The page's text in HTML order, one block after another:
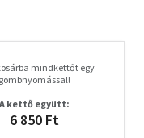
mindkettőt egy
gombnyomással!
A kettő együtt:
6 850 Ft